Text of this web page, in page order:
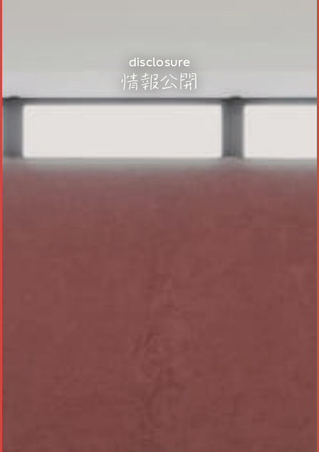
disclosure
情報公開